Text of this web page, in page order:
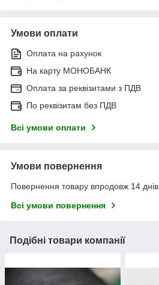
Умови оплати
Оплата на рахунок
На карту МОНОБАНК
Оплата за реквізитами з ПДВ
По реквізитам без ПДВ
Всі умови оплати
Умови повернення
Повернення товару впродовж 14
Всі умови повернення
Подібні товари компанії